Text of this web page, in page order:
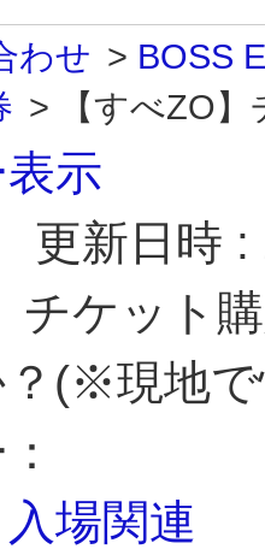
わせ > BOSS
> 【すべZO
示
更新日時
チケット
(※現地
場関連